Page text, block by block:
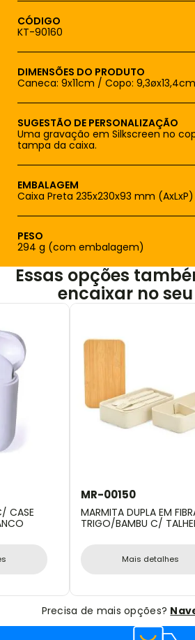
CÓDIGO
KT-90160
DIMENSÕES DO PRODUTO
Caneca: 9x11cm / Copo: 9,3øx13,4cm
SUGESTÃO DE PERSONALIZAÇÃO
Uma gravação em Silkscreen no
tampa da caixa.
EMBALAGEM
Caixa Preta 235x230x93 mm (AxLxP)
PESO
294 g (com embalagem)
Essas opções
encaixar no
CASE
MR-00150
MARMITA DUPLA EM
TRIGO/BAMBU C/
Mais detalhes
Precisa de mais opções?